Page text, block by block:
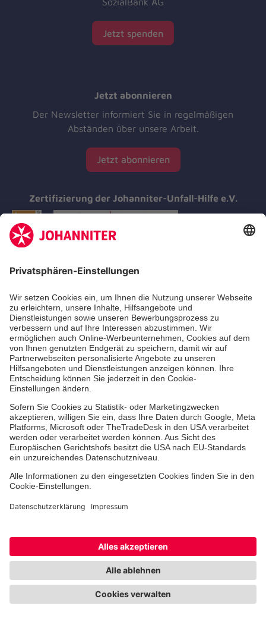
Jetzt spenden
Jetzt abonnieren
Der Newsletter informiert Sie in regelmäßigen
Abständen über unsere Arbeit.
Jetzt abonnieren
Zertifizierung der Johanniter-Unfall-Hilfe e.V.
Aus- & Fortbildungen
Erste-Hilfe-Kurse
Jobs & Ehrenamt
Freiwilligendienst
Spendenprojekte
Johanniter-Jugend
Einrichtungen
Cookie-Einstellungen Datenschutz Barrierefreiheit
Impressum Kontakt Widerruf